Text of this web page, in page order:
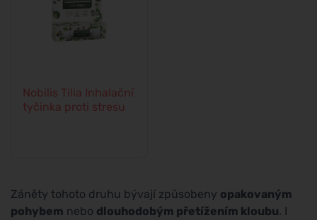
Nobilis Tilia Inhalační
tyčinka proti stresu
Záněty tohoto druhu bývají způsobeny opakovaným
pohybem nebo dlouhodobým přetížením kloubu. I